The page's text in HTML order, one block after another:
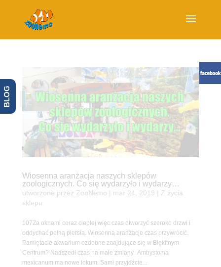
Wiosenna aranżacja naszych sklepów
zoologicznych. Co się wydarzyło i wydarzy…
utworzone przez ZooNemo mar 24, 2019
Z życia
sklepu
107Za oknami coraz cieplej więc czas otworzyć szeroko drzwi i
oddychać pełną piersią. Wiosenną aranżacje czas przywrócić.
Pamiętacie akwarium ozdobne znajdujące się w Błękitnym
Centrum? Nadszedł czas na małe zmiany. Ambystoma
mexicanum ma nowe lokum. Sami przyjdźcie...
BLOG